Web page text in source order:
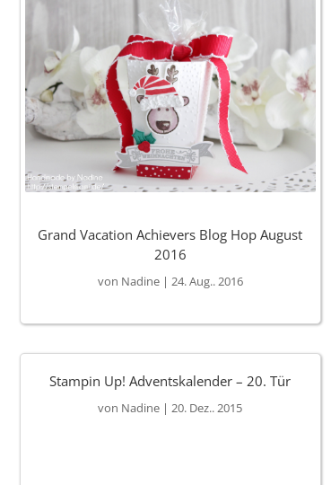
Grand Vacation Achievers Blog Hop August
2016
von Nadine| 24. Aug.. 2016
Stampin Up! Adventskalender – 20. Tür
von Nadine |20. Dez.. 2015